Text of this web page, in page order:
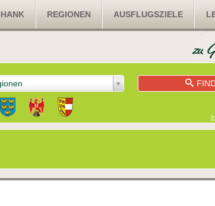
REGIONEN AUSFLUGSZIELE